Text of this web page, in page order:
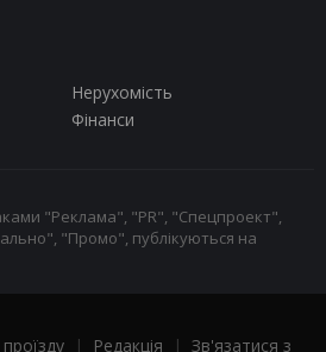
Нерухомість
Фінанси
"Реклама", "PR", "Спецпроект",
"Промо", публікуються на
| Редакція | Зв'язатися з